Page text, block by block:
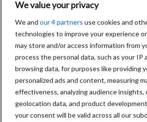
We value your privacy
We and our 4 partners use cookies and
technologies to improve your experience
may store and/or access information from
process the personal data, such as your IP
browsing data, for purposes like providing
personalized ads and content, measuring
effectiveness, analyzing audience
geolocation data, and product
your consent will be valid across all our
erg bepalend.
Sociale conditionaliteit
Een nieuw element in het GLB is dat
sociale en arbeidsvoorwaarden moeten
de praktijk op neerkomen dat de